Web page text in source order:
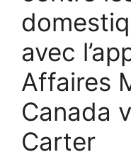
avec
Affaires
Canada
Carter